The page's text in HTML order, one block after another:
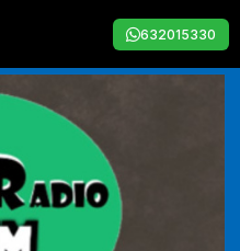
632015330